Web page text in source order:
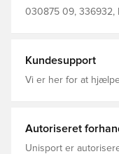
030875 09, 336932,
Kundesupport
Vi er her for at
Autoriseret
Unisport er